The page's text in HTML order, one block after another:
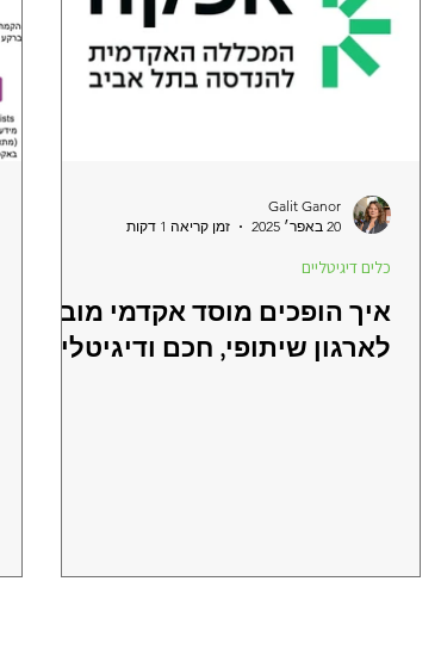
איך הופכים מוסד אקדמי מוביל
לארגון שיתופי, חכם ודיגיטלי?
כלים דיגיטליים
Galit Ganor
20 באפר׳ 2025
זמן קריאה 1 דקות